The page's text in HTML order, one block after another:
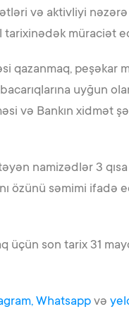
və aktivliyi
tarixinədək müraciət
qazanmaq, peşəkar
uyğun
və Bankın xidmət
namizədlər 3 qısa
özünü səmimi ifadə
son tarix 31
Whatsapp və